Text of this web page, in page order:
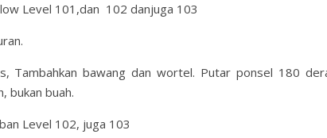
Level 101,dan 102 danjuga 103
Tambahkan bawang dan wortel. Putar ponsel 180
bukan buah.
Level 102, juga 103